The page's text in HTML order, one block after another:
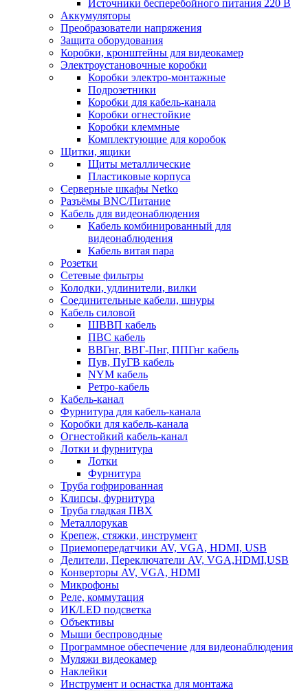
Источники бесперебойного питания 220 В
Аккумуляторы
Преобразователи напряжения
Защита оборудования
Коробки, кронштейны для видеокамер
Электроустановочные коробки
Коробки электро-монтажные
Подрозетники
Коробки для кабель-канала
Коробки огнестойкие
Коробки клеммные
Комплектующие для коробок
Щитки, ящики
Щиты металлические
Пластиковые корпуса
Серверные шкафы Netko
Разъёмы BNC/Питание
Кабель для видеонаблюдения
Кабель комбинированный для
видеонаблюдения
Кабель витая пара
Розетки
Сетевые фильтры
Колодки, удлинители, вилки
Соединительные кабели, шнуры
Кабель силовой
ШВВП кабель
ПВС кабель
ВВГнг, ВВГ-Пнг, ППГнг кабель
Пув, ПуГВ кабель
NYM кабель
Ретро-кабель
Кабель-канал
Фурнитура для кабель-канала
Коробки для кабель-канала
Огнестойкий кабель-канал
Лотки и фурнитура
Лотки
Фурнитура
Труба гофрированная
Клипсы, фурнитура
Труба гладкая ПВХ
Металлорукав
Крепеж, стяжки, инструмент
Приемопередатчики AV, VGA, HDMI, USB
Делители, Переключатели AV, VGA,HDMI,USB
Конверторы AV, VGA, HDMI
Микрофоны
Реле, коммутация
ИК/LED подсветка
Объективы
Мыши беспроводные
Программное обеспечение для видеонаблюдения
Муляжи видеокамер
Наклейки
Инструмент и оснастка для монтажа